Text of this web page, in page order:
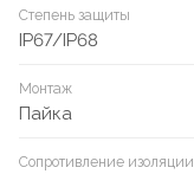
Степень защиты
IP67/IP68
Монтаж
Пайка
Сопротивление изоляции